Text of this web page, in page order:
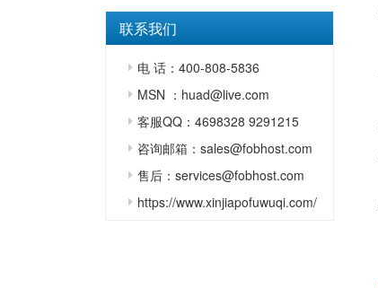
联系我们
电 话：400-808-5836
MSN ：huad@live.com
客服QQ：4698328 9291215
咨询邮箱：sales@fobhost.com
售后：services@fobhost.com
https://www.xinjiapofuwuqi.com/